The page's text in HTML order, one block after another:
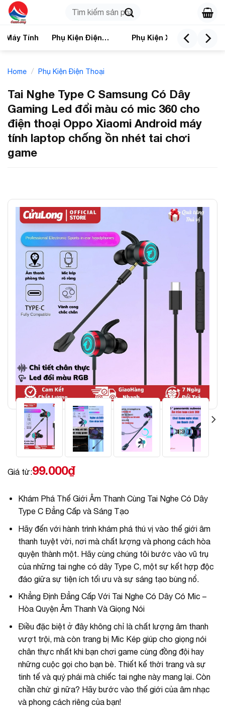
Skip
Search
Phụ Kiện Điện
Phụ Kiện Xe
Máy Tính
Home / Phụ Kiện Điện Thoại
Tai Nghe Type C Samsung Có Dây
Gaming Led đổi màu có mic 360 cho
điện thoại Oppo Xiaomi Android máy
tính laptop chống ồn nhét tai chơi
game
Giá từ:99.000₫
Khám Phá Thế Giới Âm Thanh Cùng Tai Nghe Có Dây
Type C Đẳng Cấp và Sáng Tạo
Hãy đến với hành trình khám phá thú vị vào thế giới âm
thanh tuyệt vời, nơi mà chất lượng và phong cách hòa
quyện thành một. Hãy cùng chúng tôi bước vào vũ trụ
của những tai nghe có dây Type C, một sự kết hợp độc
đáo giữa sự tiện ích tối ưu và sự sáng tạo bùng nổ.
Khẳng Định Đẳng Cấp Với Tai Nghe Có Dây Có Mic –
Hòa Quyện Âm Thanh Và Giọng Nói
Điều đặc biệt ở đây không chỉ là chất lượng âm thanh
vượt trội, mà còn trang bị Mic Kép giúp cho giọng nói
chân thực nhất khi bạn chơi game cùng đồng đội hay
những cuộc gọi cho bạn bè. Thiết kế thời trang và sự
tinh tế và quý phái mà chiếc tai nghe này mang lại. Còn
chần chừ gì nữa? Hãy bước vào thế giới của âm nhạc
và phong cách riêng của bạn!